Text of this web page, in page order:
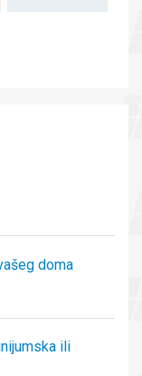
doma
ili